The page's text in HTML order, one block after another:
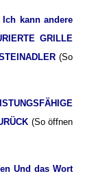
Ich kann andere
GRILLE
(So
(So öffnen
Und das Wort